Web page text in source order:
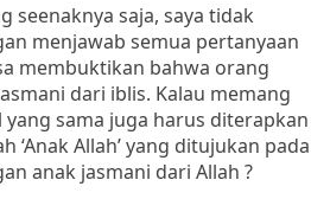
seenaknya saja, saya tidak
menjawab semua pertanyaan
membuktikan bahwa orang
dari iblis. Kalau memang
sama juga harus diterapkan
‘Anak Allah’ yang ditujukan pada
anak jasmani dari Allah ?